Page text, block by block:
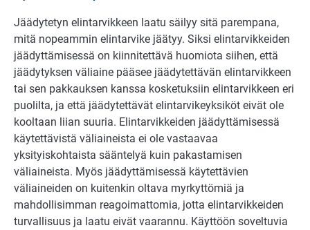
Jäädytetyn elintarvikkeen laatu säilyy sitä parempana,
mitä nopeammin elintarvike jäätyy. Siksi elintarvikkeiden
jäädyttämisessä on kiinnitettävä huomiota siihen, että
jäädytyksen väliaine pääsee jäädytettävän elintarvikkeen
tai sen pakkauksen kanssa kosketuksiin elintarvikkeen eri
puolilta, ja että jäädytettävät elintarvikeyksiköt eivät ole
kooltaan liian suuria. Elintarvikkeiden jäädyttämisessä
käytettävistä väliaineista ei ole vastaavaa
yksityiskohtaista sääntelyä kuin pakastamisen
väliaineista. Myös jäädyttämisessä käytettävien
väliaineiden on kuitenkin oltava myrkyttömiä ja
mahdollisimman reagoimattomia, jotta elintarvikkeiden
turvallisuus ja laatu eivät vaarannu. Käyttöön soveltuvia